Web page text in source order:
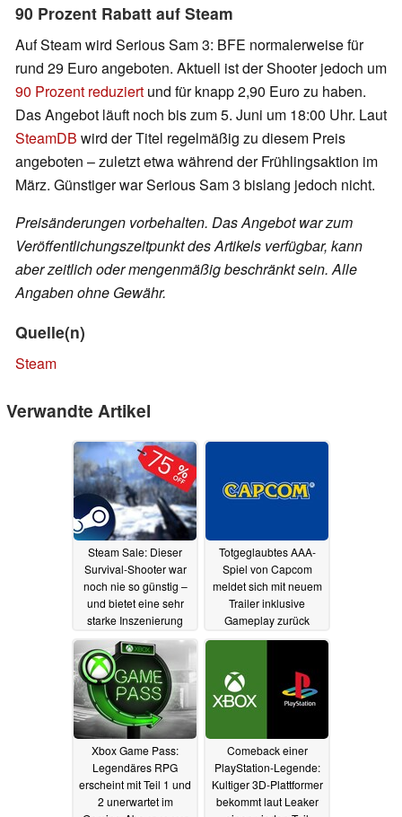
90 Prozent Rabatt auf Steam
Auf Steam wird Serious Sam 3: BFE normalerweise für
rund 29 Euro angeboten. Aktuell ist der Shooter jedoch um
90 Prozent reduziert und für knapp 2,90 Euro zu haben.
Das Angebot läuft noch bis zum 5. Juni um 18:00 Uhr. Laut
SteamDB wird der Titel regelmäßig zu diesem Preis
angeboten – zuletzt etwa während der Frühlingsaktion im
März. Günstiger war Serious Sam 3 bislang jedoch nicht.
Preisänderungen vorbehalten. Das Angebot war zum
Veröffentlichungszeitpunkt des Artikels verfügbar, kann
aber zeitlich oder mengenmäßig beschränkt sein. Alle
Angaben ohne Gewähr.
Quelle(n)
Steam
Verwandte Artikel
Steam Sale: Dieser
Survival-Shooter war
noch nie so günstig –
und bietet eine sehr
starke Inszenierung
und
abwechslungsreiches
Gameplay06.06.2025
Totgeglaubtes AAA-
Spiel von Capcom
meldet sich mit neuem
Trailer inklusive
Gameplay zurück
05.06.2025
Xbox Game Pass:
Legendäres RPG
erscheint mit Teil 1 und
2 unerwartet im
Comeback einer
PlayStation-Legende:
Kultiger 3D-Plattformer
bekommt laut Leaker